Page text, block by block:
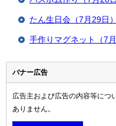
たん生日会（7月29日）
手作りマグネット（7月
バナー広告
広告主および広告の内容等につ
ありません。